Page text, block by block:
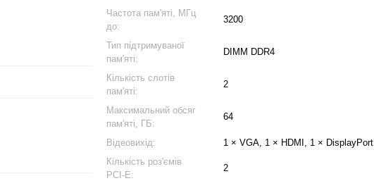
Частота пам'яті, МГц
до:
3200
Тип підтримуваної
пам'яті:
DIMM DDR4
Кількість слотів
пам'яті:
2
Максимальний обсяг
пам'яті, ГБ:
64
Відеовихід:
1 × VGA, 1 × HDMI, 1 × DisplayPort
Кількість роз'ємів
PCI-E:
2